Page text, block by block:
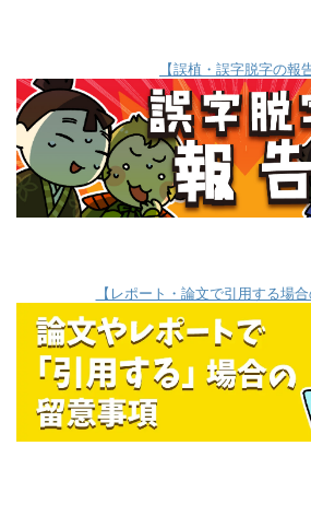
【誤植・誤字脱字の報
【レポート・論文で引用する場合